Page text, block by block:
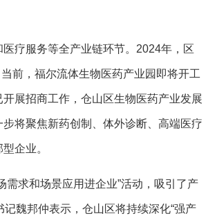
疗服务等全产业链环节。2024年，区
前，福尔流体生物医药产业园即将开工
展招商工作，仓山区生物医药产业发展
将聚焦新药创制、体外诊断、高端医疗
企业。
求和场景应用进企业”活动，吸引了产
魏邦仲表示，仓山区将持续深化“强产